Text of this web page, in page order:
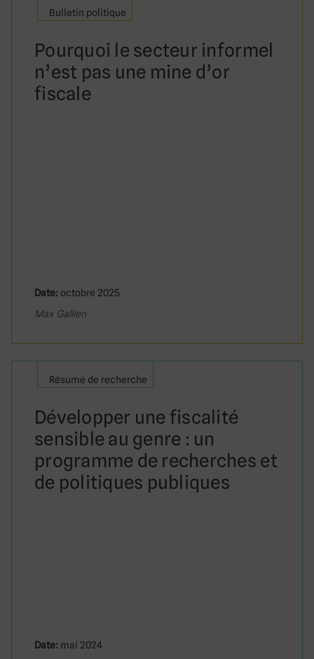
Bulletin politique
Pourquoi le secteur informel
n’est pas une mine d’or
fiscale
Date: octobre 2025
Max Gallien
Résumé de recherche
Développer une fiscalité
sensible au genre : un
programme de recherches et
de politiques publiques
Date: mai 2024